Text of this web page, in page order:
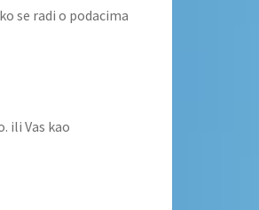
se radi o podacima
ili Vas kao